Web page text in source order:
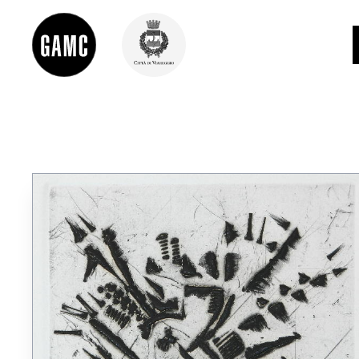
DIDATTICA
SHOP
LE COLLEZIONI
GLI AUTORI
LORENZO VIANI
MOSTRE
EVENTI
PALAZZO DELLE MUSE